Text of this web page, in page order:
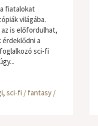
fiatalokat
világába.
is előfordulhat,
a
sci-fi
, sci-fi / fantasy /